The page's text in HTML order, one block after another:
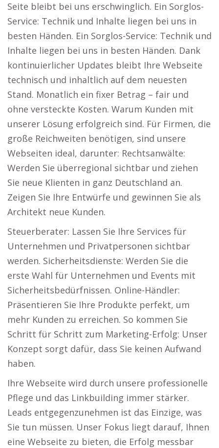
Seite bleibt bei uns erschwinglich. Ein Sorglos-
Service: Technik und Inhalte liegen bei uns in
besten Händen. Ein Sorglos-Service: Technik und
Inhalte liegen bei uns in besten Händen. Dank
kontinuierlicher Updates bleibt Ihre Webseite
technisch und inhaltlich auf dem neuesten
Stand. Monatlich ein fixer Betrag – fair und
ohne versteckte Kosten. Warum Kunden mit
unserer Lösung erfolgreich sind. Für Firmen, die
große Reichweiten benötigen, sind unsere
Webseiten ideal, darunter: Rechtsanwälte:
Werden Sie überregional sichtbar und ziehen
Sie neue Klienten in ganz Deutschland an.
Zeigen Sie Ihre Entwürfe und gewinnen Sie als
Architekt neue Kunden.
Steuerberater: Lassen Sie Ihre Services für
Unternehmen und Privatpersonen sichtbar
werden. Sicherheitsdienste: Werden Sie die
erste Wahl für Unternehmen und Events mit
Sicherheitsbedürfnissen. Online-Händler:
Präsentieren Sie Ihre Produkte perfekt, um
mehr Kunden zu erreichen. So kommen Sie
Schritt für Schritt zum Marketing-Erfolg: Unser
Konzept sorgt dafür, dass Sie keinen Aufwand
haben.
Ihre Webseite wird durch unsere professionelle
Pflege und das Linkbuilding immer stärker.
Leads entgegenzunehmen ist das Einzige, was
Sie tun müssen. Unser Fokus liegt darauf, Ihnen
eine Webseite zu bieten, die Erfolg messbar